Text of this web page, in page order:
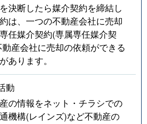
決断したら媒介契約を締結し
は、一つの不動産会社に売却
任媒介契約(専属専任媒介契
産会社に売却の依頼ができる
あります。
動
の情報をネット・チラシでの
機構(レインズ)など不動産の